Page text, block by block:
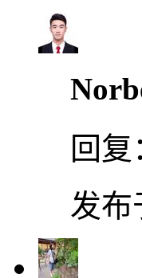
回复
发布